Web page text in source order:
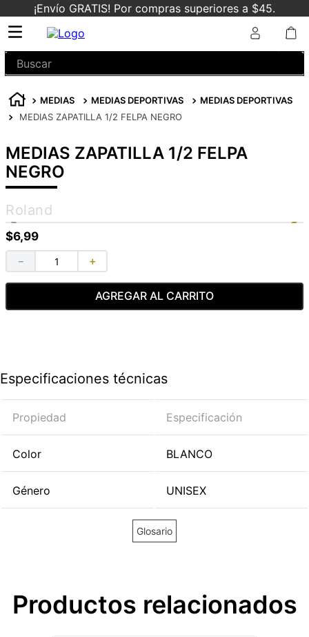
¡Envío GRATIS! Por compras superiores a $45.
Buscar
MEDIAS MEDIAS DEPORTIVAS
MEDIAS DEPORTIVAS
MEDIAS ZAPATILLA 1/2 FELPA NEGRO
MEDIAS ZAPATILLA 1/2 FELPA
NEGRO
Roland
$6,99
＋
－
AGREGAR AL CARRITO
Especificaciones técnicas
Propiedad Especificación
Color BLANCO
Género UNISEX
Glosario
Productos relacionados